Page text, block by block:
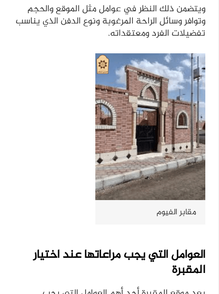
ويتضمن ذلك النظر في عوامل مثل الموقع والحجم
وتوافر وسائل الراحة المرغوبة ونوع الدفن الذي يناسب
تفضيلات الفرد ومعتقداته.
مقابر الفيوم
العوامل التي يجب مراعاتها عند اختيار
المقبرة